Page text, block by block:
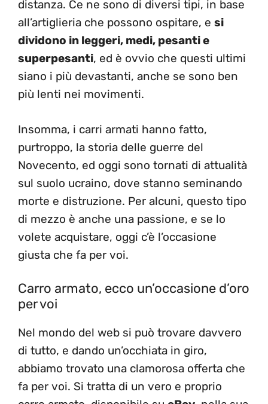
distanza. Ce ne sono di diversi tipi, in base
all’artiglieria che possono ospitare, e si
dividono in leggeri, medi, pesanti e
superpesanti, ed è ovvio che questi ultimi
siano i più devastanti, anche se sono ben
più lenti nei movimenti.
Insomma, i carri armati hanno fatto,
purtroppo, la storia delle guerre del
Novecento, ed oggi sono tornati di attualità
sul suolo ucraino, dove stanno seminando
morte e distruzione. Per alcuni, questo tipo
di mezzo è anche una passione, e se lo
volete acquistare, oggi c’è l’occasione
giusta che fa per voi.
Carro armato, ecco un’occasione d’oro
per voi
Nel mondo del web si può trovare davvero
di tutto, e dando un’occhiata in giro,
abbiamo trovato una clamorosa offerta che
fa per voi. Si tratta di un vero e proprio